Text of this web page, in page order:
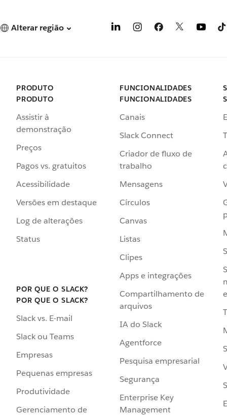
Alterar região
PRODUTO
PRODUTO
Assistir à
demonstração
Preços
Pagos vs. gratuitos
Acessibilidade
Versões em destaque
Log de alterações
Status
POR QUE O SLACK?
POR QUE O SLACK?
Slack vs. E-mail
Slack ou Teams
Empresas
Pequenas empresas
Produtividade
Gerenciamento de
FUNCIONALIDADES
FUNCIONALIDADES
Canais
Slack Connect
Criador de fluxo de
trabalho
Mensagens
Círculos
Canvas
Listas
Clipes
Apps e integrações
Compartilhamento de
arquivos
IA do Slack
Agentforce
Pesquisa empresarial
Segurança
Enterprise Key
Management